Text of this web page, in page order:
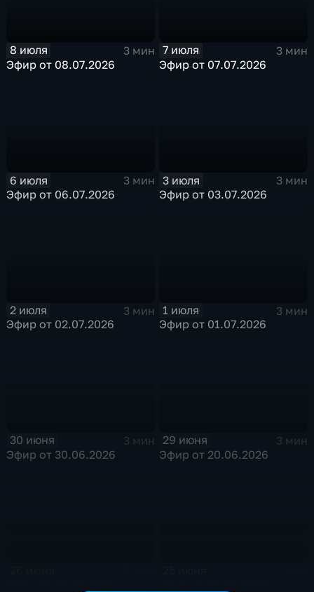
8 июля
3 мин
Эфир от 08.07.2026
7 июля
3 мин
Эфир от 07.07.2026
6 июля
3 мин
Эфир от 06.07.2026
3 июля
3 мин
Эфир от 03.07.2026
2 июля
3 мин
Эфир от 02.07.2026
1 июля
3 мин
Эфир от 01.07.2026
30 июня
3 мин
Эфир от 30.06.2026
29 июня
3 мин
Эфир от 20.06.2026